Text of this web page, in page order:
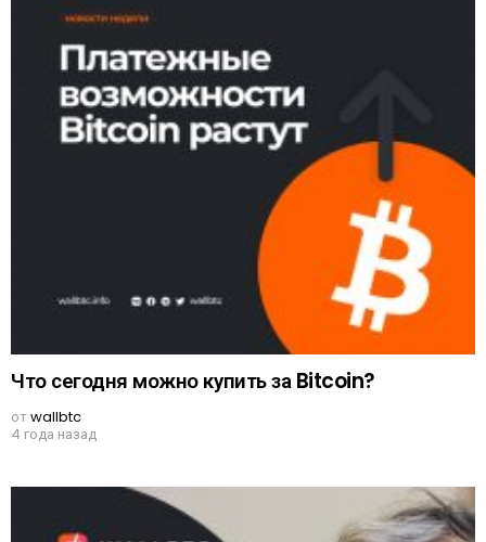
Что сегодня можно купить за Bitcoin?
отwallbtc
4 года назад